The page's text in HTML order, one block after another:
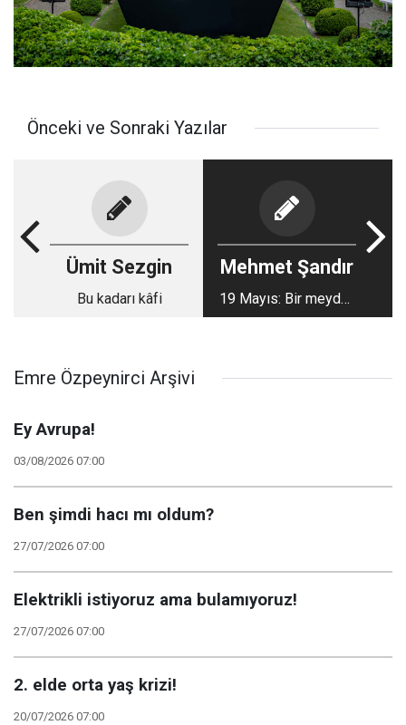
Önceki ve Sonraki Yazılar
Ümit Sezgin
Bu kadarı kâfi
Mehmet Şandır
19 Mayıs: Bir meydan
okuma hikayesi
Emre Özpeynirci Arşivi
Ey Avrupa!
03/08/2026 07:00
Ben şimdi hacı mı oldum?
27/07/2026 07:00
Elektrikli istiyoruz ama bulamıyoruz!
27/07/2026 07:00
2. elde orta yaş krizi!
20/07/2026 07:00